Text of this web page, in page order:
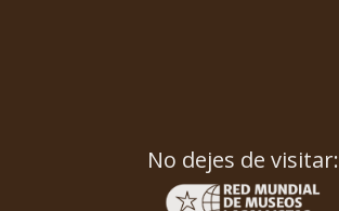
No dejes de visitar: